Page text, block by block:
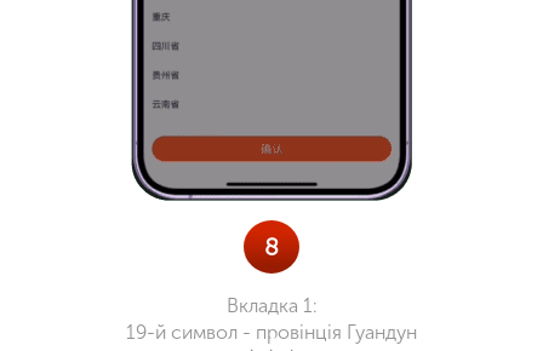
8
Вкладка 1:
19-й символ - провінція Гуандун